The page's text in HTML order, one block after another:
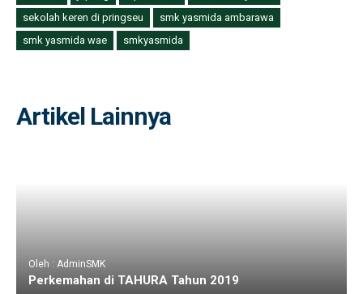
sekolah keren di pringseu
smk yasmida ambarawa
smk yasmida wae
smkyasmida
Artikel Lainnya
Oleh : AdminSMK
Perkemahan di TAHURA Tahun 2019